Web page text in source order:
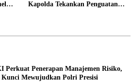
Kapolda Tekankan Penguatan
Perkuat Penerapan Manajemen Risiko,
Kunci Mewujudkan Polri Presisi